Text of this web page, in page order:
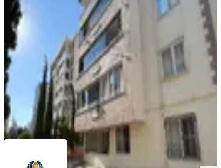
Kiralık 3+1 Daire
Onikişubat, Hürriyet Mahallesi
3+1·125 m² ·Düz Giriş (Zemin)· 06.08.2026
19.500 ₺
Germenicia GayrimenkulCelalettin Yarpuz
Ara